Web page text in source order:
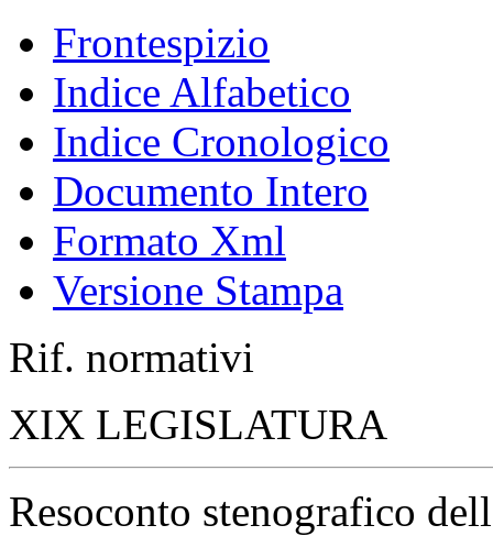
Frontespizio
Indice Alfabetico
Indice Cronologico
Documento Intero
Formato Xml
Versione Stampa
Rif. normativi
XIX LEGISLATURA
Resoconto stenografico